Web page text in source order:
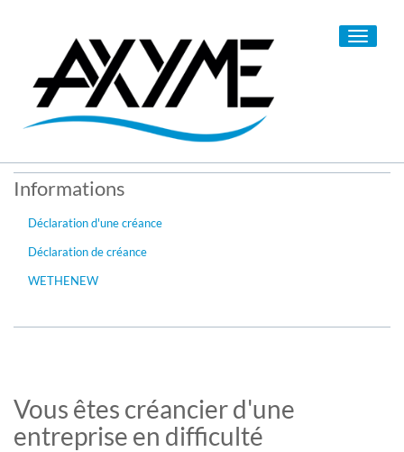
Toggle
Informations
Déclaration d'une créance
Déclaration de créance
WETHENEW
Vous êtes créancier d'une
entreprise en difficulté